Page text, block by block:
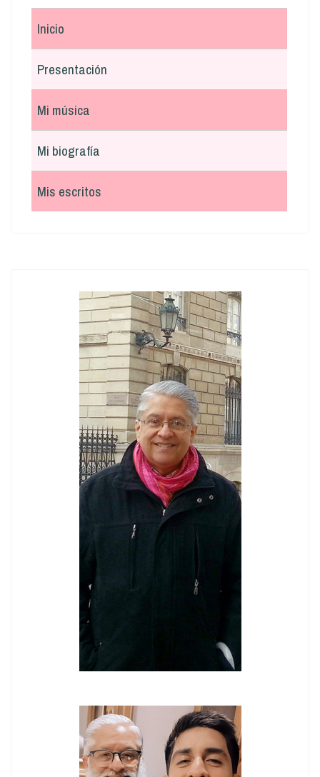
Inicio
Presentación
Mi música
Mi biografía
Mis escritos